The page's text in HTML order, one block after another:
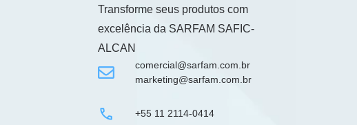
Transforme seus produtos com
excelência da SARFAM SAFIC-
ALCAN
comercial@sarfam.com.br
marketing@sarfam.com.br
+55 11 2114-0414